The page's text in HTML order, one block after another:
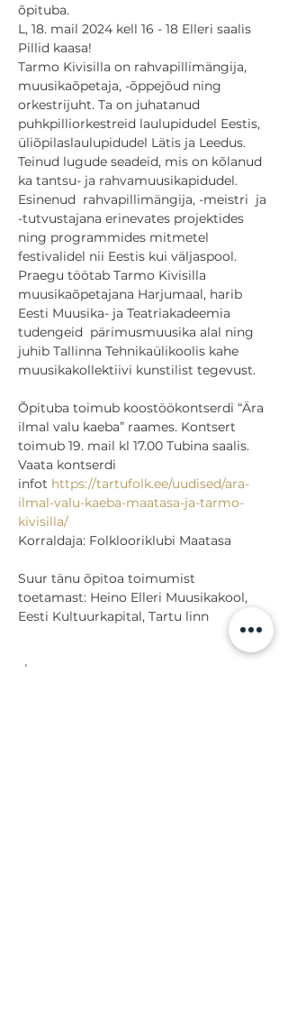
õpituba.
L, 18. mail 2024 kell 16 - 18 Elleri saalis
Pillid kaasa!
Tarmo Kivisilla on rahvapillimängija,
muusikaõpetaja, -õppejõud ning
orkestrijuht. Ta on juhatanud
puhkpilliorkestreid laulupidudel Eestis,
üliõpilaslaulupidudel Lätis ja Leedus.
Teinud lugude seadeid, mis on kõlanud
ka tantsu- ja rahvamuusikapidudel.
Esinenud  rahvapillimängija, -meistri  ja
-tutvustajana erinevates projektides
ning programmides mitmetel
festivalidel nii Eestis kui väljaspool.
Praegu töötab Tarmo Kivisilla
muusikaõpetajana Harjumaal, harib
Eesti Muusika- ja Teatriakadeemia
tudengeid  pärimusmuusika alal ning
juhib Tallinna Tehnikaülikoolis kahe
muusikakollektiivi kunstilist tegevust.
Õpituba toimub koostöökontserdi “Ära
ilmal valu kaeba” raames. Kontsert
toimub 19. mail kl 17.00 Tubina saalis.
Vaata kontserdi
infot https://tartufolk.ee/uudised/ara-
ilmal-valu-kaeba-maatasa-ja-tarmo-
kivisilla/
Korraldaja: Folklooriklubi Maatasa
Suur tänu õpitoa toimumist
toetamast: Heino Elleri Muusikakool,
Eesti Kultuurkapital, Tartu linn
Jaga